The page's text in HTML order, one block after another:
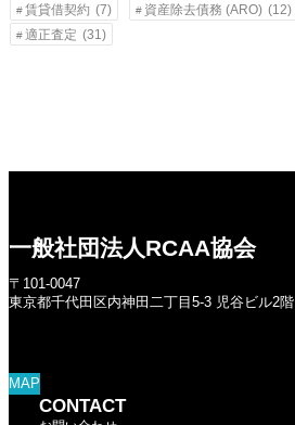
賃貸借契約 (7) 資産除去債務 (ARO) (12)
適正査定 (31)
一般社団法人RCAA協会
〒101-0047
東京都千代田区内神田二丁目5-3 児谷ビル2階
MAP
CONTACT